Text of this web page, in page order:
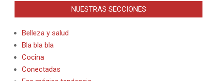
NUESTRAS SECCIONES
Belleza y salud
Bla bla bla
Cocina
Conectadas